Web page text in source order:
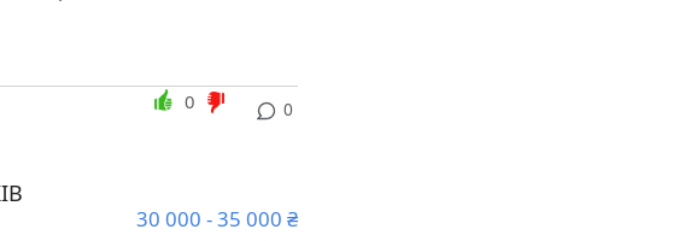
0
0
30 000 - 35 000 ₴